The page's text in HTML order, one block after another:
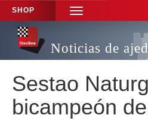
SHOP
TOGGLE
NAVIGATION
Noticias de
Sestao
bicampeón